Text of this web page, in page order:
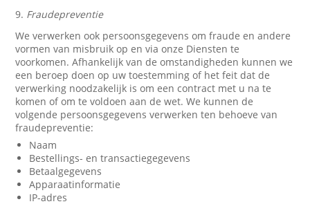
9. Fraudepreventie
We verwerken ook persoonsgegevens om fraude en andere
vormen van misbruik op en via onze Diensten te
voorkomen. Afhankelijk van de omstandigheden kunnen we
een beroep doen op uw toestemming of het feit dat de
verwerking noodzakelijk is om een contract met u na te
komen of om te voldoen aan de wet. We kunnen de
volgende persoonsgegevens verwerken ten behoeve van
fraudepreventie:
Naam
Bestellings- en transactiegegevens
Betaalgegevens
Apparaatinformatie
IP-adres